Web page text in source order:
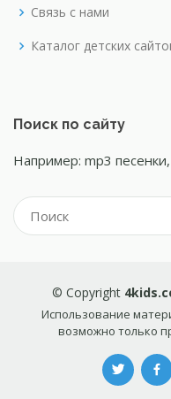
Связь с нами
Каталог детских
Поиск по сайту
Например: mp3
© Copyright
Использование
возможно только